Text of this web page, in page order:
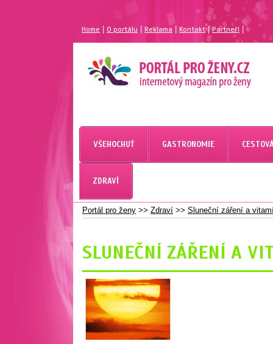
Home |O portálu Reklama Kontakt| Partneří
MAGAZÍN PRO ŽENY
PORTÁL PRO ŽENY.CZ
VŠEHOCHUŤ GASTRONOMIE
ZDRAVÍ
Portál pro ženy >> Zdraví >> Sluneční záření a
SLUNEČNÍ ZÁŘENÍ A